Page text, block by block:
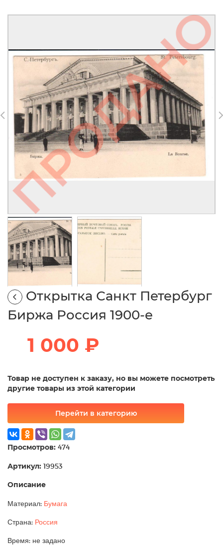
Открытка Санкт Петербург
Биржа Россия 1900-е
1 000 ₽
Товар не доступен к заказу, но вы можете посмотреть
другие товары из этой категории
Перейти в категорию
Просмотров: 474
Артикул: 19953
Описание
Материал: Бумага
Страна: Россия
Время: не задано